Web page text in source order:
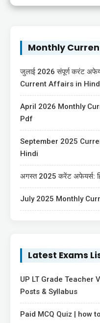
Monthly
जुलाई 2026 संपूर्ण करंट
Current Affairs in
April 2026 Monthly
Pdf
September 2025
Hindi
अगस्त 2025 करेंट अफेयर्स:
July 2025 Monthly
Latest Exams
UP LT Grade Teacher
Posts & Syllabus
Paid MCQ Quiz | how